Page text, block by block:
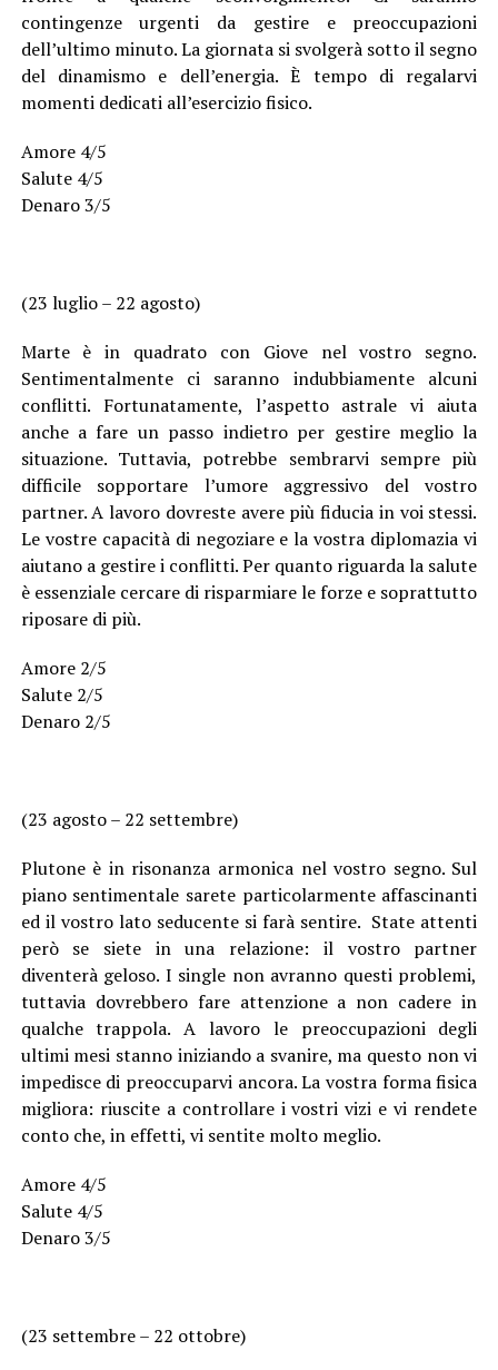
contingenze urgenti da gestire e preoccupazioni
dell’ultimo minuto. La giornata si svolgerà sotto il segno
del dinamismo e dell’energia. È tempo di regalarvi
momenti dedicati all’esercizio fisico.
Amore 4/5
Salute 4/5
Denaro 3/5
(23 luglio – 22 agosto)
Marte è in quadrato con Giove nel vostro segno.
Sentimentalmente ci saranno indubbiamente alcuni
conflitti. Fortunatamente, l’aspetto astrale vi aiuta
anche a fare un passo indietro per gestire meglio la
situazione. Tuttavia, potrebbe sembrarvi sempre più
difficile sopportare l’umore aggressivo del vostro
partner. A lavoro dovreste avere più fiducia in voi stessi.
Le vostre capacità di negoziare e la vostra diplomazia vi
aiutano a gestire i conflitti. Per quanto riguarda la salute
è essenziale cercare di risparmiare le forze e soprattutto
riposare di più.
Amore 2/5
Salute 2/5
Denaro 2/5
(23 agosto – 22 settembre)
Plutone è in risonanza armonica nel vostro segno. Sul
piano sentimentale sarete particolarmente affascinanti
ed il vostro lato seducente si farà sentire. State attenti
però se siete in una relazione: il vostro partner
diventerà geloso. I single non avranno questi problemi,
tuttavia dovrebbero fare attenzione a non cadere in
qualche trappola. A lavoro le preoccupazioni degli
ultimi mesi stanno iniziando a svanire, ma questo non vi
impedisce di preoccuparvi ancora. La vostra forma fisica
migliora: riuscite a controllare i vostri vizi e vi rendete
conto che, in effetti, vi sentite molto meglio.
Amore 4/5
Salute 4/5
Denaro 3/5
(23 settembre – 22 ottobre)